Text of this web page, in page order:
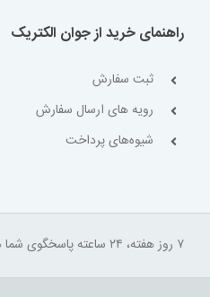
راهنمای خرید از جوان الکتریک
ثبت سفارش
رویه های ارسال سفارش
شیوه‌های پرداخت
۷ روز هفته، ۲۴ ساعته پاسخگوی شما هستیم.